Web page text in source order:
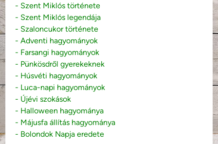
- Szent Miklós története
- Szent Miklós legendája
- Szaloncukor története
- Adventi hagyományok
- Farsangi hagyományok
- Pünkösdről gyerekeknek
- Húsvéti hagyományok
- Luca-napi hagyományok
- Újévi szokások
- Halloween hagyománya
- Májusfa állítás hagyománya
- Bolondok Napja eredete